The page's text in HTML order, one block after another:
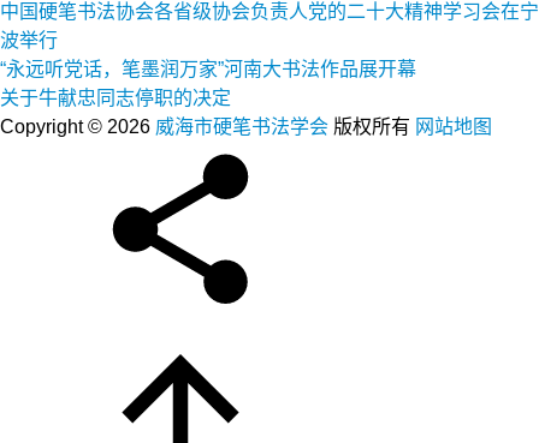
中国硬笔书法协会各省级协会负责人党的二十大精神学习会在宁
波举行
“永远听党话，笔墨润万家”河南大书法作品展开幕
关于牛献忠同志停职的决定
Copyright © 2026 威海市硬笔书法学会 版权所有 网站地图